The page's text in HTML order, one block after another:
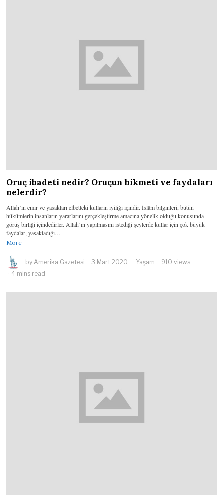
Oruç ibadeti nedir? Oruçun hikmeti ve faydaları
nelerdir?
Allah’ın emir ve yasakları elbetteki kulların iyiliği içindir. İslâm bilginleri, bütün
hükümlerin insanların yararlarını gerçekleştirme amacına yönelik olduğu konusunda
görüş birliği içindedirler. Allah’ın yapılmasını istediği şeylerde kullar için çok büyük
faydalar, yasakladığı…
More
by Amerika Gazetesi 3 Mart 2020 Yaşam
910 views
4 mins read